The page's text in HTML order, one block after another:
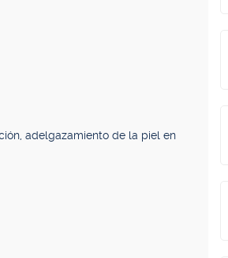
adelgazamiento de la piel en